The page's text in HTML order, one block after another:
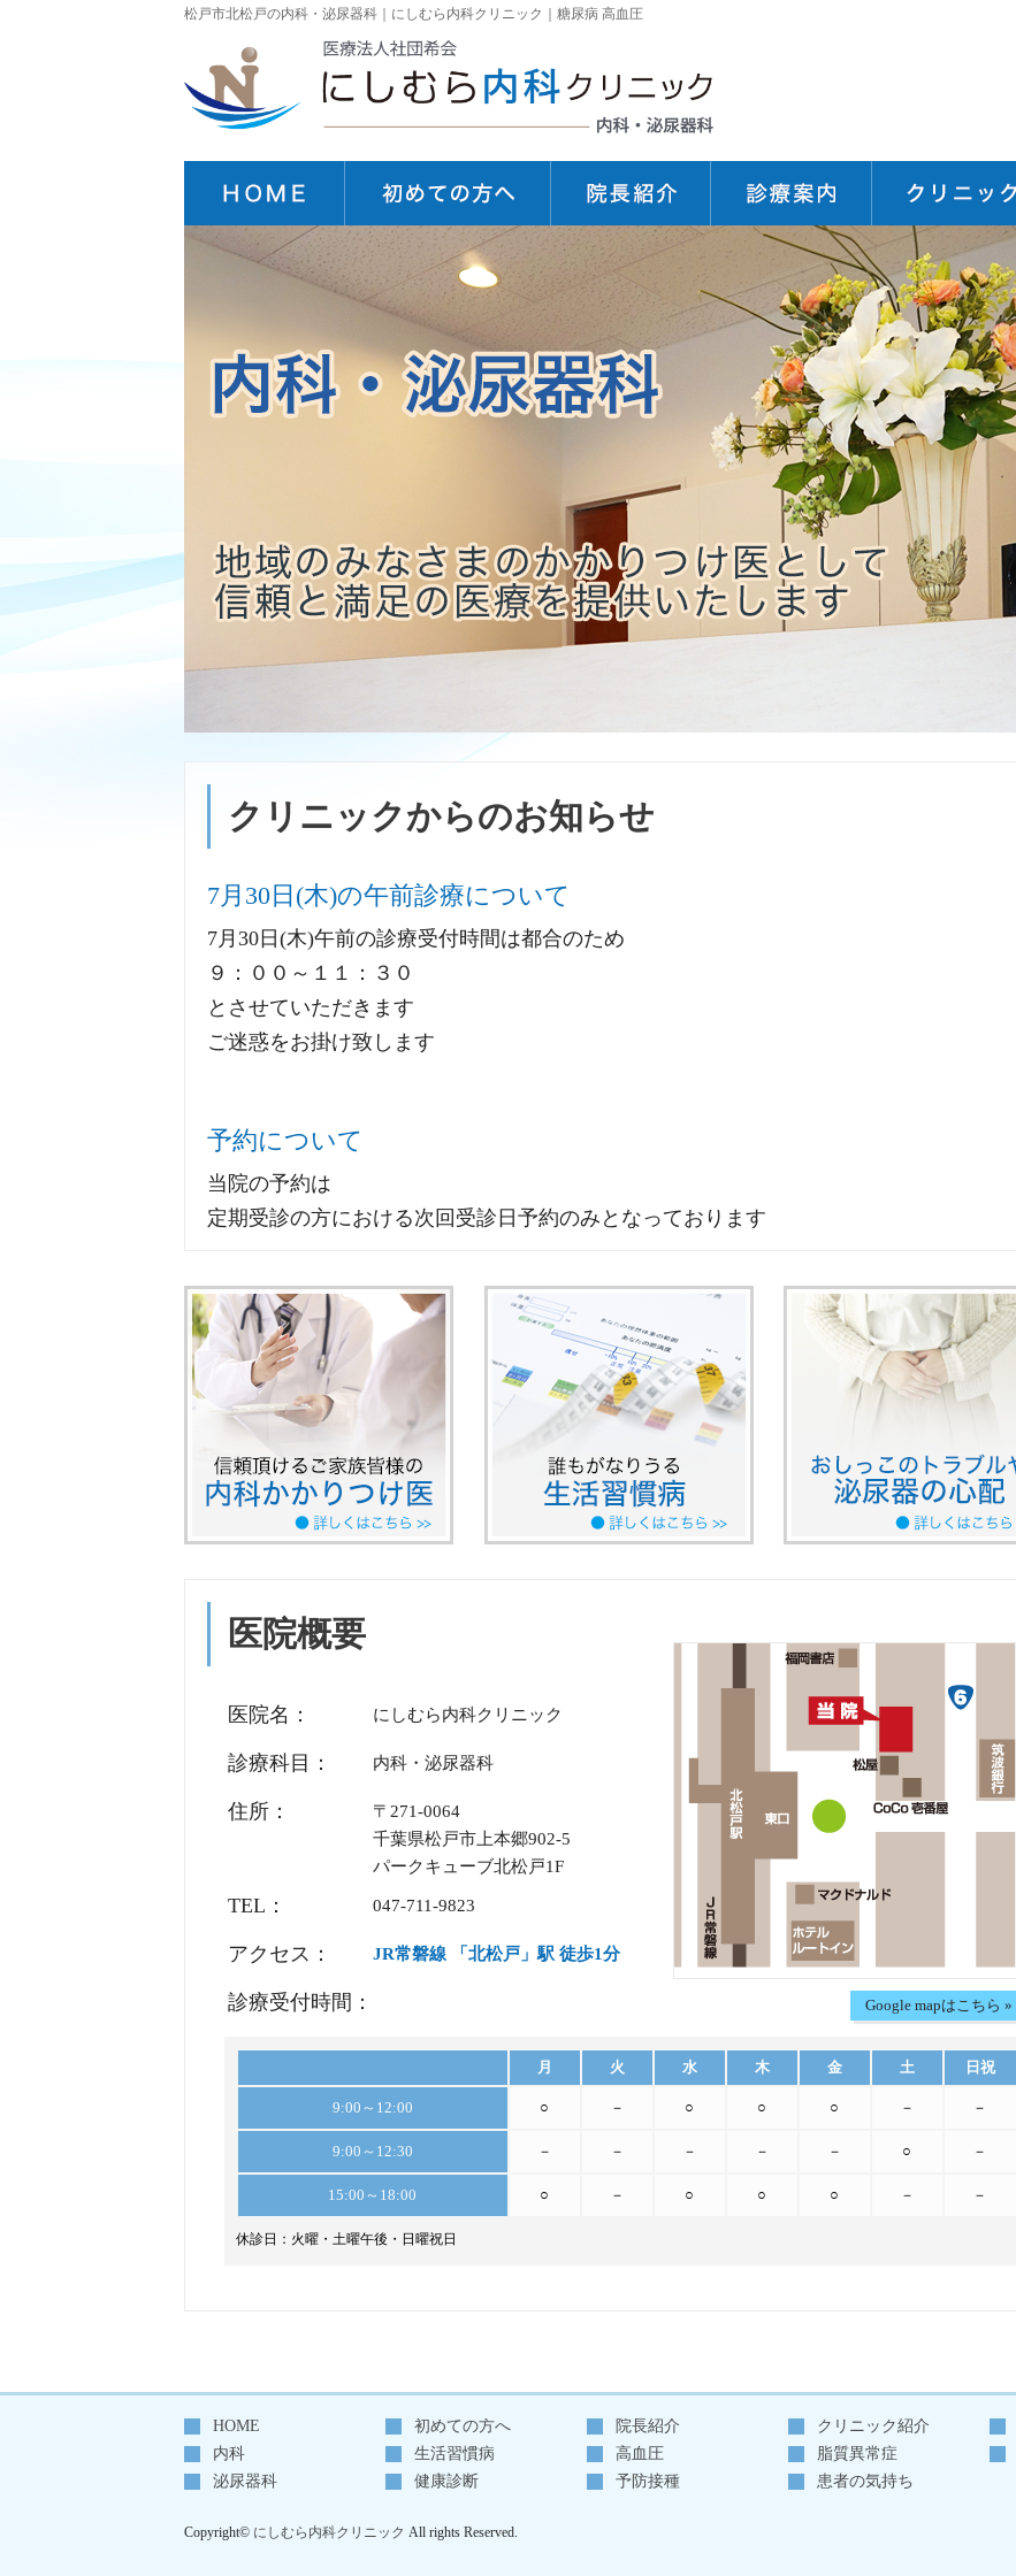
松戸市北松戸の内科・泌尿器科｜にしむら内科クリニック｜糖尿病 高血圧
クリニックからのお知らせ
7月30日(木)の午前診療について
7月30日(木)午前の診療受付時間は都合のため
９：００～１１：３０
とさせていただきます
ご迷惑をお掛け致します
予約について
当院の予約は
定期受診の方における次回受診日予約のみとなっております
初診や体調不良による受診の予約はできません
ご了承のほどお願いいたします
医療従事者の賃金改善について
当院は外来・在宅ベースアップ評価料(Ⅰ)を算定しています。
これは、医療従事者の処遇改善（賃金引き上げ）を目的として、診療報酬の中に設けら
れた評価料です。
・算定対象：初診時・再診時・訪問診療時
・対象職員：医師を除く当院に勤務する全職員（看護師・医療事務・検査技師・リハビ
リ職員・薬剤師・事務職員 等）
※令和8年改定により40歳未満の勤務医も対象に追加されました。
加算による収入は、対象職員の基本給・手当・賞与等の賃金改善に充てられ、医療サー
ビスの質の維持・向上に活用されています。
令和８年６月１日
おしらせ
〇一般名処方加算
〇医療DX推進体制整備加算、医療情報取得加算
当院はオンライン資格確認を行う体制を有しており
受診歴、薬剤情報、特定健診情報、その他必要な診療情報を取得、活用して
医院概要
医院名： にしむら内科クリニック
診療科目： 内科・泌尿器科
住所：
〒271-0064
千葉県松戸市上本郷902-5
パークキューブ北松戸1F
TEL： 047-711-9823
アクセス： JR常磐線 「北松戸」駅 徒歩1分
診療受付時間：
休診日：火曜・土曜午後・日曜祝日
月 火 水 木 金 土 日祝
9:00～12:00 ○ － ○ ○ ○ － －
9:00～12:30 － － － － － ○ －
15:00～18:00 ○ － ○ ○ ○ － －
Google mapはこちら »
HOME 初めての方へ 院長紹介 クリニック紹介
内科
生活習慣病 高血圧 脂質異常症
泌尿器科
健康診断 予防接種 患者の気持ち
Copyright© にしむら内科クリニック All rights Reserved.